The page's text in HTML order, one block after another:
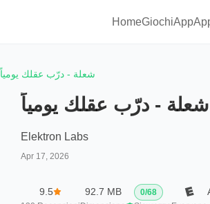
HomeGiochiApp
شعلة - درّب عقلك يومياً
شعلة - درّب عقلك يومياً
Elektron Labs
Apr 17, 2026
9.5 92.7 MB 0/68